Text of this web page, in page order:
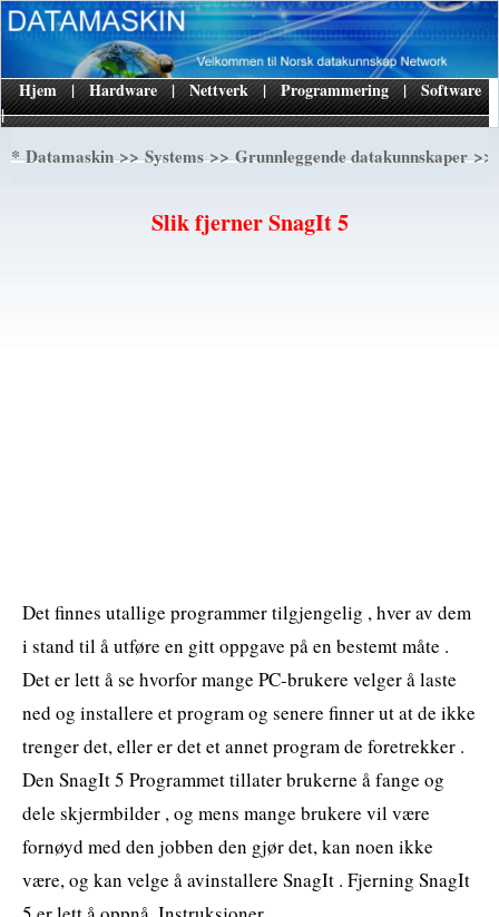
|
Hjem | Hardware | Nettverk | Programmering | Software
*Datamaskin>>Systems>>Grunnleggende datakunnskaper>>
Slik fjerner SnagIt 5
Det finnes utallige programmer tilgjengelig , hver av dem
i stand til å utføre en gitt oppgave på en bestemt måte .
Det er lett å se hvorfor mange PC-brukere velger å laste
ned og installere et program og senere finner ut at de ikke
trenger det, eller er det et annet program de foretrekker .
Den SnagIt 5 Programmet tillater brukerne å fange og
dele skjermbilder , og mens mange brukere vil være
fornøyd med den jobben den gjør det, kan noen ikke
være, og kan velge å avinstallere SnagIt . Fjerning SnagIt